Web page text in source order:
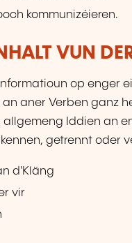
kommunizéieren.
VUN
op enger
an aner Verben ganz
Iddien an
getrennt oder
d'Kläng
vir